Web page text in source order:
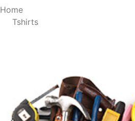
Home
Tshirts